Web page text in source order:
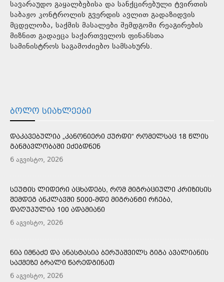
სავარაუდო გაყალბებისა და სანქცირებული ტვირთის
საბაჟო კონტროლის გვერდის ავლით გადაზიდვის
მცდელობა, საქმის მასალები შემდგომი რეაგირების
მიზნით გადაეცა საქართველოს ფინანსთა
სამინისტროს საგამოძიებო სამსახურს.
ᲑᲝᲚᲝ ᲡᲘᲐᲮᲚᲔᲔᲑᲘ
ᲓᲐᲙᲐᲕᲔᲑᲣᲚᲘᲐ „ᲙᲐᲜᲝᲜᲘᲔᲠᲘ ᲥᲣᲠᲓᲘ“ ᲠᲝᲛᲔᲚᲡᲐᲪ 18 ᲬᲚᲘᲡ
ᲒᲐᲜᲛᲐᲕᲚᲝᲑᲐᲨᲘ ᲔᲫᲔᲑᲓᲜᲔᲜ
6 აგვისტო, 2026
ᲡᲔᲣᲢᲘᲡ ᲚᲘᲓᲔᲠᲘ ᲐᲪᲮᲐᲓᲔᲑᲡ, ᲠᲝᲛ ᲛᲘᲒᲠᲐᲪᲘᲣᲚᲘ ᲙᲠᲘᲖᲘᲡᲘᲡ
ᲨᲔᲛᲓᲔᲒ ᲐᲜᲙᲚᲐᲕᲨᲘ 5000-ᲛᲓᲔ ᲛᲘᲒᲠᲐᲜᲢᲘ ᲠᲩᲔᲑᲐ,
ᲓᲐᲦᲣᲞᲣᲚᲘᲐ 100 ᲐᲓᲐᲛᲘᲐᲜᲘ
6 აგვისტო, 2026
ᲜᲘᲐ ᲘᲛᲜᲐᲫᲔ ᲓᲐ ᲐᲜᲐᲡᲢᲐᲡᲘᲐ ᲑᲔᲠᲣᲐᲨᲕᲘᲚᲡ ᲒᲘᲒᲐ ᲐᲕᲐᲚᲘᲐᲜᲘᲡ
ᲡᲐᲥᲛᲔᲖᲔ ᲑᲠᲐᲚᲘ ᲬᲐᲠᲔᲓᲒᲘᲜᲐᲗ
6 აგვისტო, 2026